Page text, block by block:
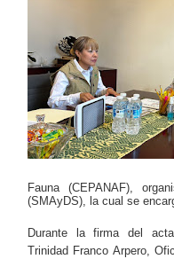
Fauna (CEPANAF),
(SMAyDS), la cual se
Durante la firma del
Trinidad Franco Arpero,